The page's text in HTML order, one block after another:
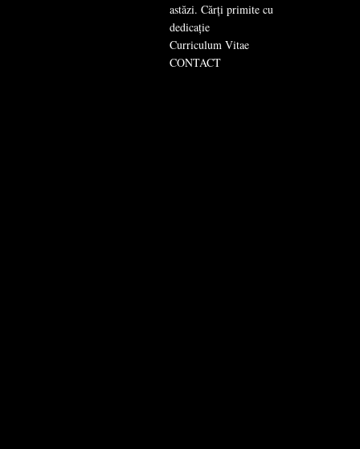
astăzi. Cărți primite cu
dedicație
Curriculum Vitae
CONTACT